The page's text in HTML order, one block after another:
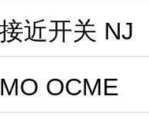
近开关 NJ
OCME